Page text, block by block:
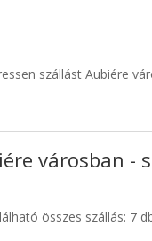
szállást Aubiére
városban -
összes szállás: 7